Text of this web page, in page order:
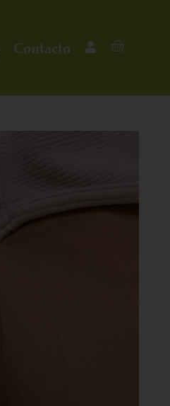
Contacto